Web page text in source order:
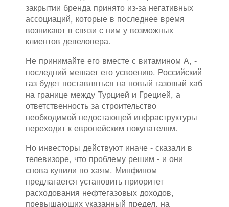
закрытии бренда принято из-за негативных
ассоциаций, которые в последнее время
возникают в связи с ним у возможных
клиентов девелопера.
Не принимайте его вместе с витамином А, -
последний мешает его усвоению. Российский
газ будет поставляться на новый газовый хаб
на границе между Турцией и Грецией, а
ответственность за строительство
необходимой недостающей инфраструктуры
переходит к европейским покупателям.
Но инвесторы действуют иначе - сказали в
телевизоре, что проблему решим - и они
снова купили по хаям. Минфином
предлагается установить приоритет
расходования нефтегазовых доходов,
превышающих указанный предел, на